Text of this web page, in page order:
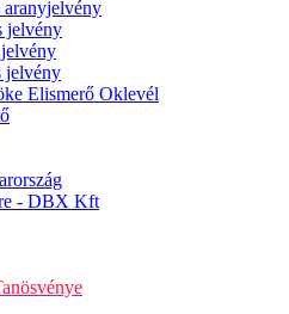
aranyjelvény
jelvény
jelvény
Elismerő Oklevél
- DBX Kft